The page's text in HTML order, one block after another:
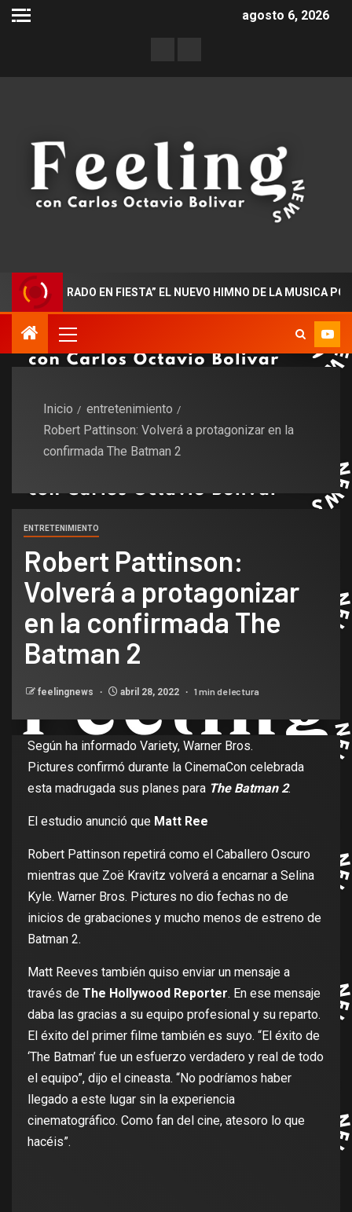
agosto 6, 2026
EN FIESTA” EL NUEVO HIMNO DE LA MUSICA POPULAR
Inicio
entretenimiento
Robert Pattinson: Volverá a protagonizar en la
confirmada The Batman 2
ENTRETENIMIENTO
Robert Pattinson:
Volverá a protagonizar
en la confirmada The
Batman 2
feelingnews abril 28, 2022 1 min de lectura
Según ha informado Variety, Warner Bros.
Pictures confirmó durante la CinemaCon celebrada
esta madrugada sus planes para The Batman 2.
El estudio anunció que Matt Ree
Robert Pattinson repetirá como el Caballero Oscuro
mientras que Zoë Kravitz volverá a encarnar a Selina
Kyle. Warner Bros. Pictures no dio fechas no de
inicios de grabaciones y mucho menos de estreno de
Batman 2.
Matt Reeves también quiso enviar un mensaje a
través de The Hollywood Reporter. En ese mensaje
daba las gracias a su equipo profesional y su reparto.
El éxito del primer filme también es suyo. “El éxito de
‘The Batman’ fue un esfuerzo verdadero y real de todo
el equipo”, dijo el cineasta. “No podríamos haber
llegado a este lugar sin la experiencia
cinematográfico. Como fan del cine, atesoro lo que
hacéis”.